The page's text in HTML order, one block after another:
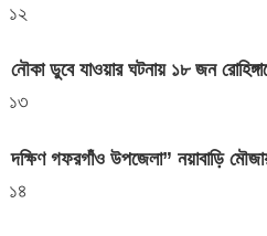
১২
নৌকা ডুবে যাওয়ার ঘটনায় ১৮ জন
১৩
দক্ষিণ গফরগাঁও উপজেলা” নয়াবাড়ি
১৪